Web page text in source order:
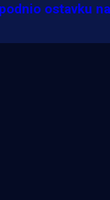
ostavku